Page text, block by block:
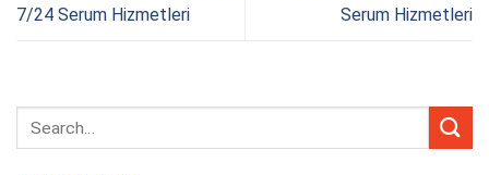
7/24 Serum Hizmetleri
Serum Hizmetleri